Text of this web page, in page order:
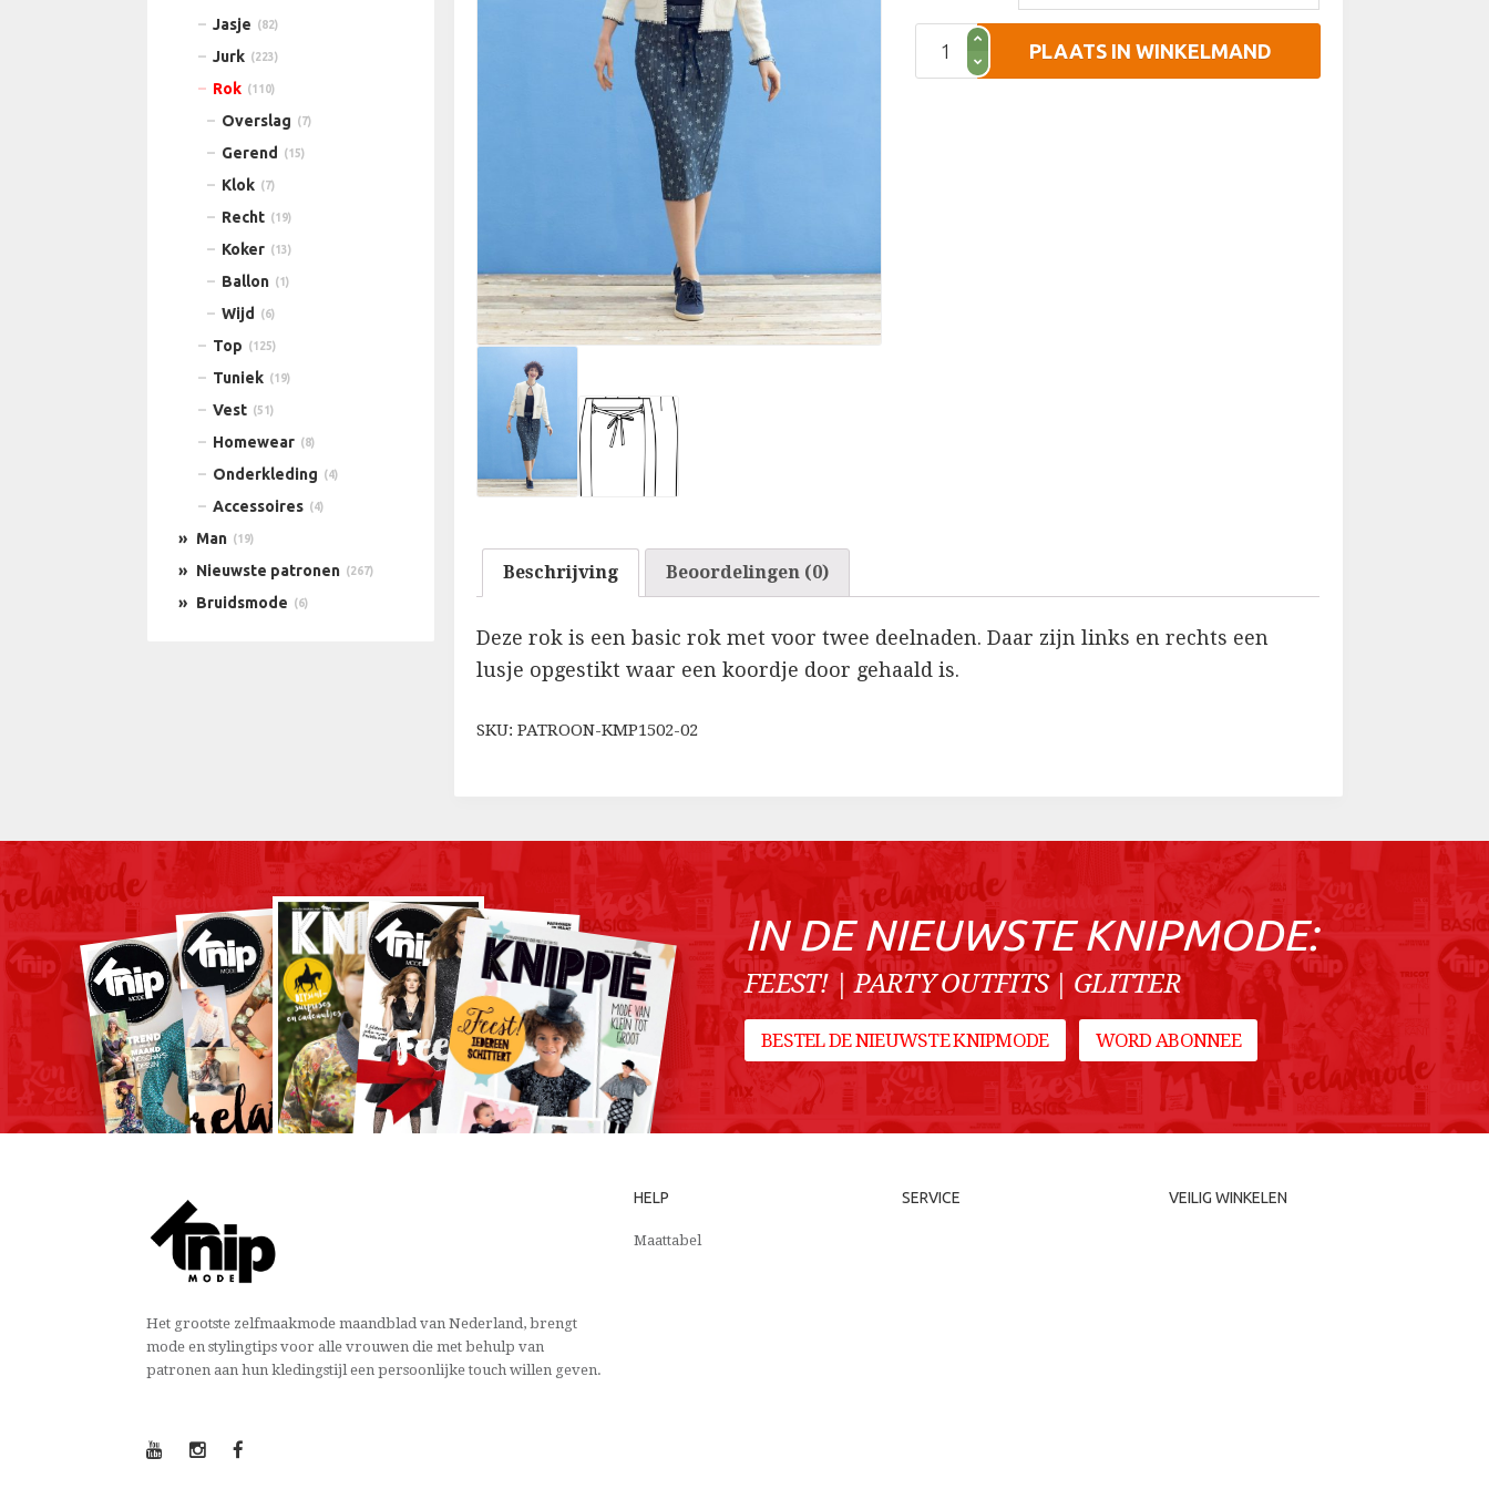
Rok
aantal
PLAATS IN WINKELMAND
Beschrijving Beoordelingen (0)
Deze rok is een basic rok met voor twee deelnaden. Daar zijn links en rechts een
lusje opgestikt waar een koordje door gehaald is.
SKU: PATROON-KMP1502-02
Jasje (82)
Jurk (223)
Rok (110)
Overslag (7)
Gerend (15)
Klok (7)
Recht (19)
Koker (13)
Ballon (1)
Wijd (6)
Top (125)
Tuniek (19)
Vest (51)
Homewear (8)
Onderkleding (4)
Accessoires (4)
Man (19)
Nieuwste patronen (267)
Bruidsmode (6)
IN DE NIEUWSTE KNIPMODE:
FEEST! | PARTY OUTFITS | GLITTER
BESTEL DE NIEUWSTE KNIPMODE WORD ABONNEE
Het grootste zelfmaakmode maandblad van Nederland, brengt
mode en stylingtips voor alle vrouwen die met behulp van
patronen aan hun kledingstijl een persoonlijke touch willen geven.
HELP
Maattabel
SERVICE VEILIG WINKELEN